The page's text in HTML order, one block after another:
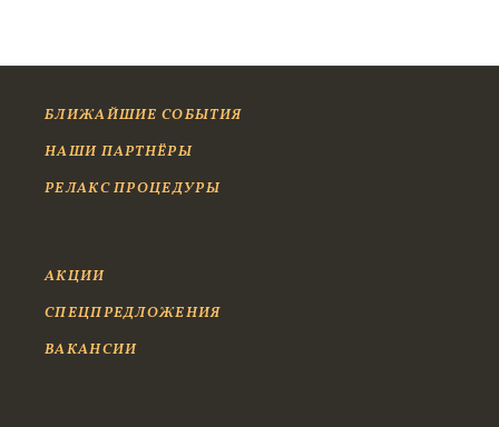
БЛИЖАЙШИЕ СОБЫТИЯ
НАШИ ПАРТНЁРЫ
РЕЛАКС ПРОЦЕДУРЫ
АКЦИИ
СПЕЦПРЕДЛОЖЕНИЯ
ВАКАНСИИ